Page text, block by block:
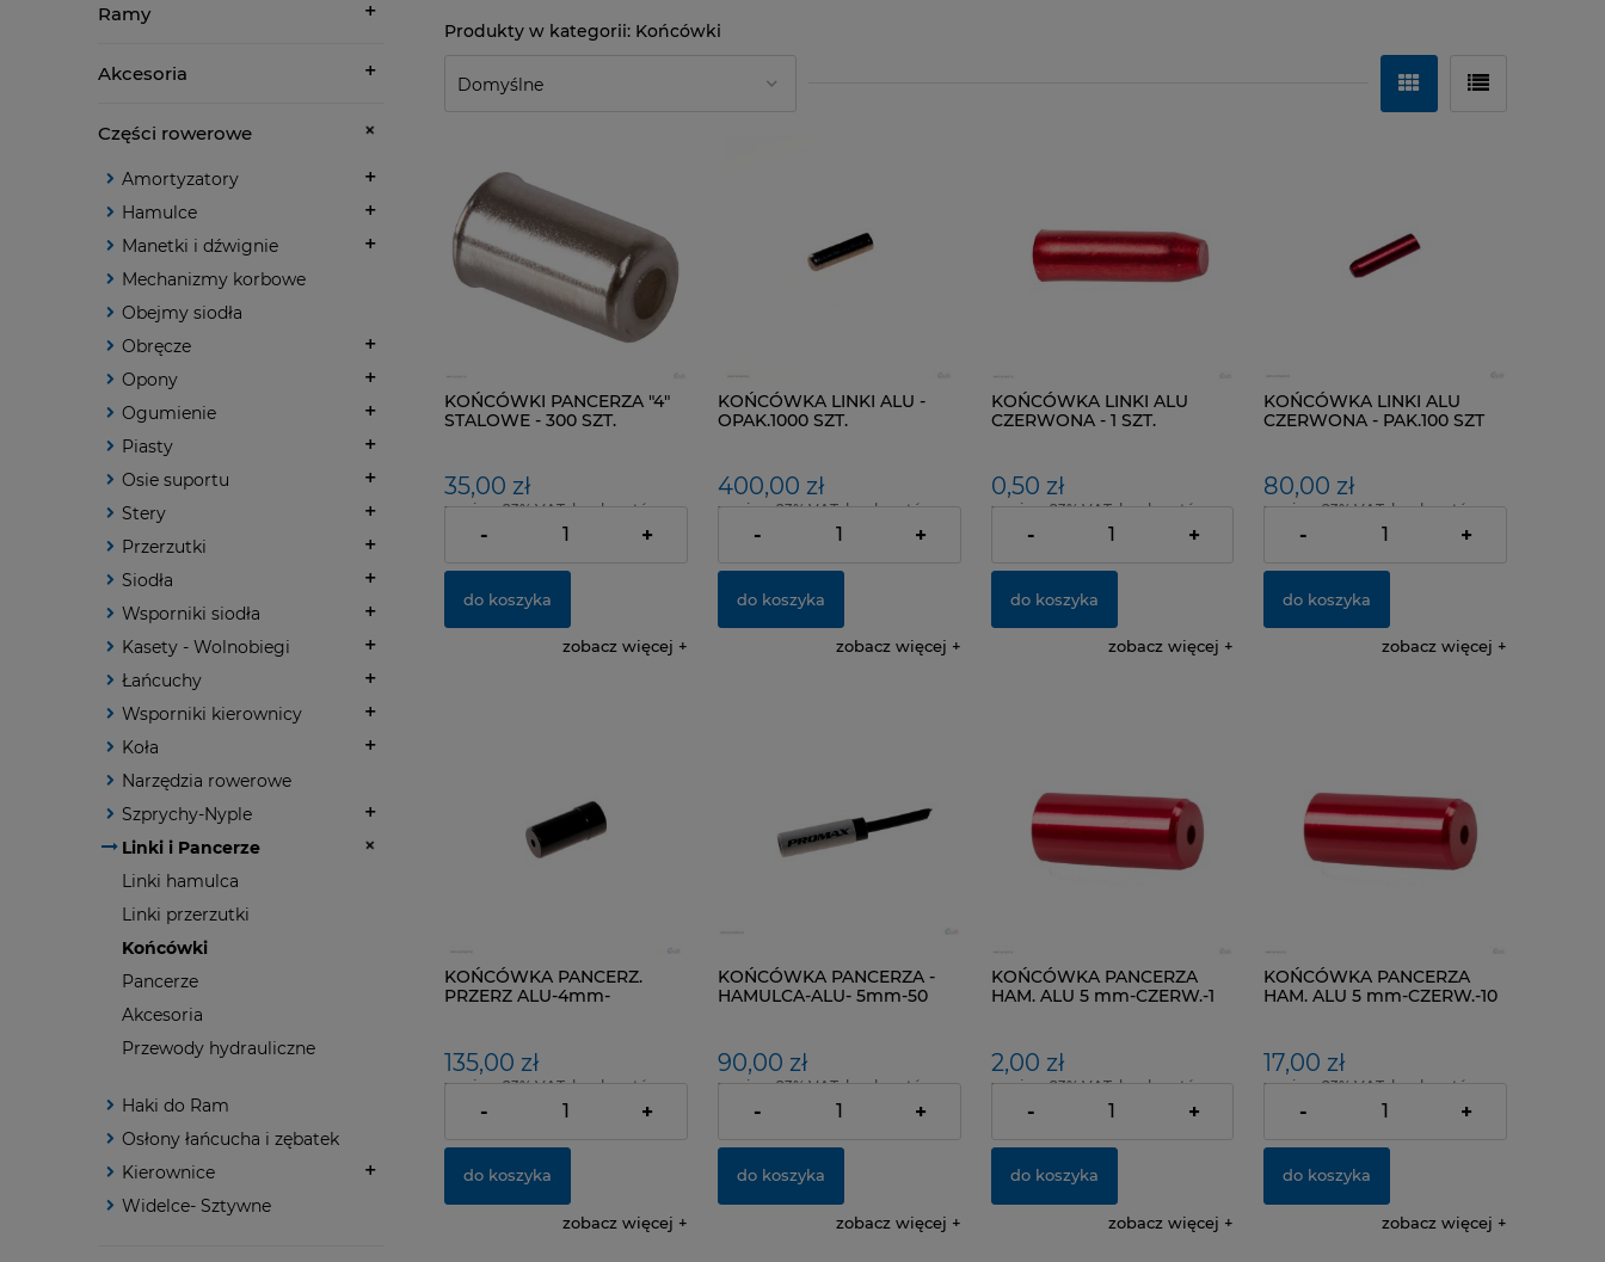
Ramy
Akcesoria
Części rowerowe
Amortyzatory
Hamulce
Manetki i dźwignie
Mechanizmy korbowe
Obejmy siodła
Obręcze
Opony
Ogumienie
Piasty
Osie suportu
Stery
Przerzutki
Siodła
Wsporniki siodła
Kasety - Wolnobiegi
Łańcuchy
Wsporniki kierownicy
Koła
Narzędzia rowerowe
Szprychy-Nyple
Linki i Pancerze
Linki hamulca
Linki przerzutki
Końcówki
Pancerze
Akcesoria
Przewody hydrauliczne
Haki do Ram
Osłony łańcucha i zębatek
Kierownice
Widelce- Sztywne
Końcówki
KOŃCÓWKI PANCERZA "4"
STALOWE - 300 SZT.
35,00 zł
zawiera 23% VAT, bez kosztów
dostawy
- +
do koszyka
zobacz więcej
KOŃCÓWKA LINKI ALU -
OPAK.1000 SZT.
400,00 zł
zawiera 23% VAT, bez kosztów
dostawy
- +
do koszyka
zobacz więcej
KOŃCÓWKA LINKI ALU
CZERWONA - 1 SZT.
0,50 zł
zawiera 23% VAT, bez kosztów
dostawy
- +
do koszyka
zobacz więcej
KOŃCÓWKA LINKI ALU
CZERWONA - PAK.100 SZT
80,00 zł
zawiera 23% VAT, bez kosztów
dostawy
- +
do koszyka
zobacz więcej
KOŃCÓWKA PANCERZ.
PRZERZ ALU-4mm-
135,00 zł
zawiera 23% VAT, bez kosztów
- +
do koszyka
zobacz więcej
KOŃCÓWKA PANCERZA -
HAMULCA-ALU- 5mm-50
90,00 zł
zawiera 23% VAT, bez kosztów
- +
do koszyka
zobacz więcej
KOŃCÓWKA PANCERZA
HAM. ALU 5 mm-CZERW.-1
2,00 zł
zawiera 23% VAT, bez kosztów
- +
do koszyka
zobacz więcej
KOŃCÓWKA PANCERZA
HAM. ALU 5 mm-CZERW.-10
17,00 zł
zawiera 23% VAT, bez kosztów
- +
do koszyka
zobacz więcej